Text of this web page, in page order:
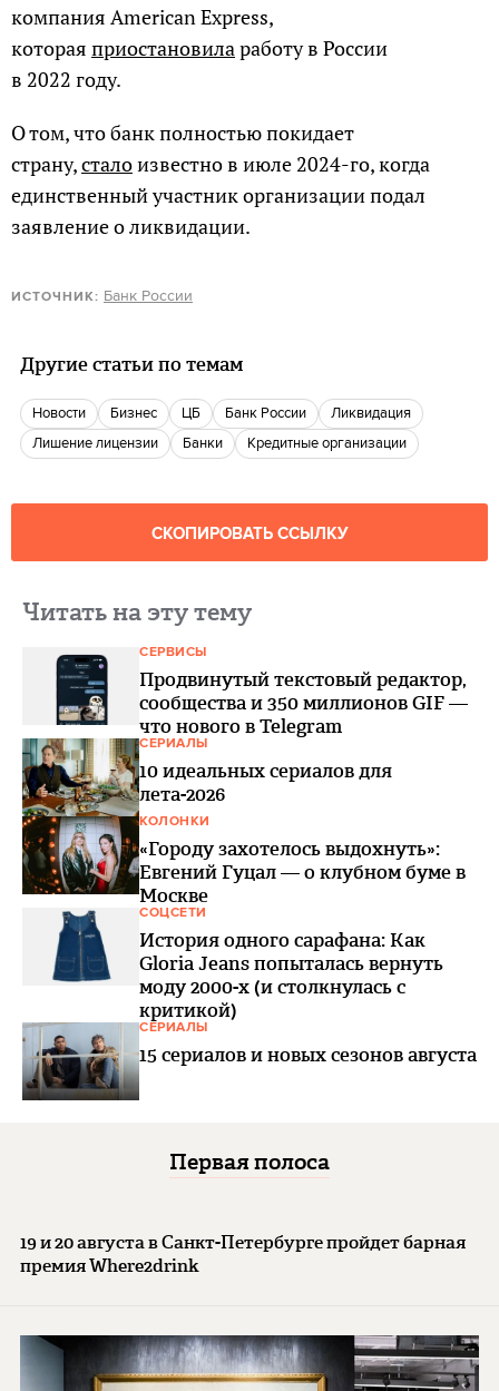
компания American Express,
которая приостановилаработу в России
в 2022 году.
О том, что банк полностью покидает
страну,сталоизвестно в июле 2024-го, когда
единственный участник организации подал
заявление о ликвидации.
ИСТОЧНИК: Банк России
Другие статьи по темам
новости бизнес ЦБ Банк России
Ликвидация
лишение лицензии
банки кредитные организации
СКОПИРОВАТЬ ССЫЛКУ
Читать на эту тему
СЕРВИСЫ
Продвинутый текстовый редактор,
сообщества и 350 миллионов GIF —
что нового в Telegram
СЕРИАЛЫ
10 идеальных сериалов для
лета-2026
КОЛОНКИ
«Городу захотелось выдохнуть»:
Евгений Гуцал — о клубном буме в
Москве
СОЦСЕТИ
История одного сарафана: Как
Gloria Jeans попыталась вернуть
моду 2000-х (и столкнулась с
критикой)
СЕРИАЛЫ
15 сериалов и новых сезонов августа
Первая полоса
19 и 20 августа в Санкт-Петербурге пройдет барная
премия Where2drink